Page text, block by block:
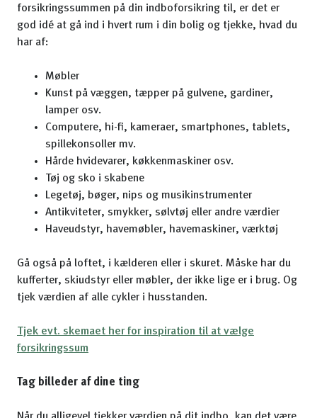
forsikringssummen på din indboforsikring til, er det er
god idé at gå ind i hvert rum i din bolig og tjekke, hvad du
har af:
Møbler
Kunst på væggen, tæpper på gulvene, gardiner,
lamper osv.
Computere, hi-fi, kameraer, smartphones, tablets,
spillekonsoller mv.
Hårde hvidevarer, køkkenmaskiner osv.
Tøj og sko i skabene
Legetøj, bøger, nips og musikinstrumenter
Antikviteter, smykker, sølvtøj eller andre værdier
Haveudstyr, havemøbler, havemaskiner, værktøj
Gå også på loftet, i kælderen eller i skuret. Måske har du
kufferter, skiudstyr eller møbler, der ikke lige er i brug. Og
tjek værdien af alle cykler i husstanden.
Tjek evt. skemaet her for inspiration til at vælge
forsikringssum
Tag billeder af dine ting